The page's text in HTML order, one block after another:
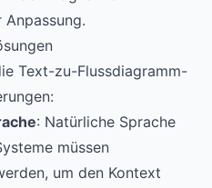
Text-zu-Flussdiagramm-
: Natürliche Sprache
müssen
um den Kontext